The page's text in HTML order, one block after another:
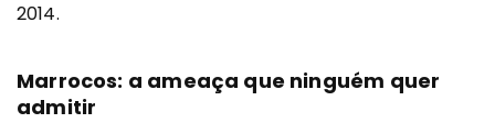
2014.
Marrocos: a ameaça que ninguém quer
admitir